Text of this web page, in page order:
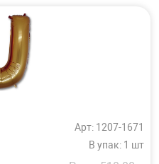
Арт: 1207-1671
В упак: 1 шт